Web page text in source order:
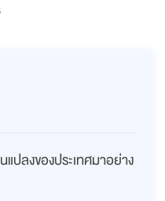
ปลงของประเทศมาอย่าง